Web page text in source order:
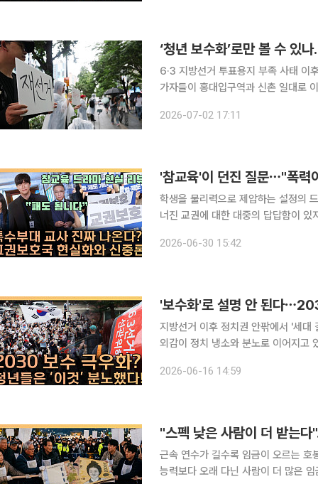
6·3 지방선거 투표용지 부족 사태 이
가자들이 홍대입구역과 신촌 일대로
청년층을 중심으로 주말 집회가 열렸
2026-07-02 17:11
'참교육'이 던진 질문⋯"폭력
학생을 물리력으로 제압하는 설정의
너진 교권에 대한 대중의 답답함이
F'(연출 김성현)에서 드라마 '참교육'
2026-06-30 15:42
'보수화'로 설명 안 된다
지방선거 이후 정치권 안팎에서 '세
외감이 정치 냉소와 분노로 이어지고
김지영 기자와 손윤희 박사는 15일 공
2026-06-16 14:59
"스펙 낮은 사람이 더 받는
근속 연수가 길수록 임금이 오르는
능력보다 오래 다닌 사람이 더 많은